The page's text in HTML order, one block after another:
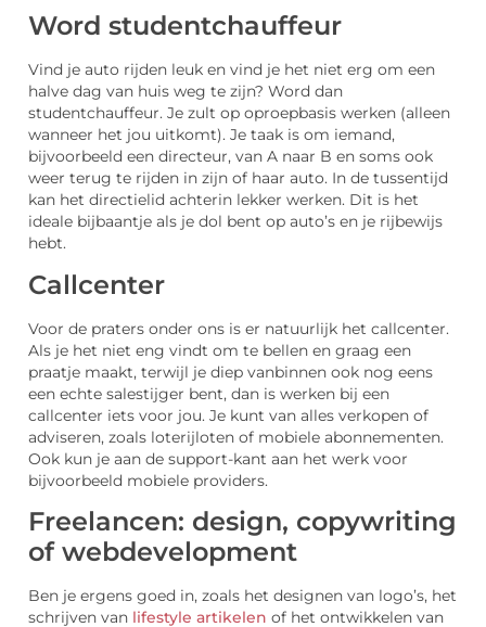
Word studentchauffeur
Vind je auto rijden leuk en vind je het niet erg om een
halve dag van huis weg te zijn? Word dan
studentchauffeur. Je zult op oproepbasis werken (alleen
wanneer het jou uitkomt). Je taak is om iemand,
bijvoorbeeld een directeur, van A naar B en soms ook
weer terug te rijden in zijn of haar auto. In de tussentijd
kan het directielid achterin lekker werken. Dit is het
ideale bijbaantje als je dol bent op auto’s en je rijbewijs
hebt.
Callcenter
Voor de praters onder ons is er natuurlijk het callcenter.
Als je het niet eng vindt om te bellen en graag een
praatje maakt, terwijl je diep vanbinnen ook nog eens
een echte salestijger bent, dan is werken bij een
callcenter iets voor jou. Je kunt van alles verkopen of
adviseren, zoals loterijloten of mobiele abonnementen.
Ook kun je aan de support-kant aan het werk voor
bijvoorbeeld mobiele providers.
Freelancen: design, copywriting
of webdevelopment
Ben je ergens goed in, zoals het designen van logo’s, het
schrijven van lifestyle artikelen of het ontwikkelen van